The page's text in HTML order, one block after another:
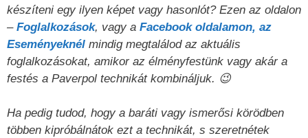
készíteni egy ilyen képet vagy hasonlót? Ezen az oldalon
– Foglalkozások, vagy a Facebook oldalamon, az
Eseményeknél mindig megtalálod az aktuális
foglalkozásokat, amikor az élményfestünk vagy akár a
festés a Paverpol technikát kombináljuk. 😉
Ha pedig tudod, hogy a baráti vagy ismerősi körödben
többen kipróbálnátok ezt a technikát, s szeretnétek